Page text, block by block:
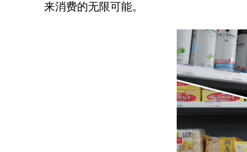
来消费的无限可能。